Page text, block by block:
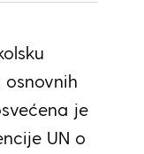
je
UN o